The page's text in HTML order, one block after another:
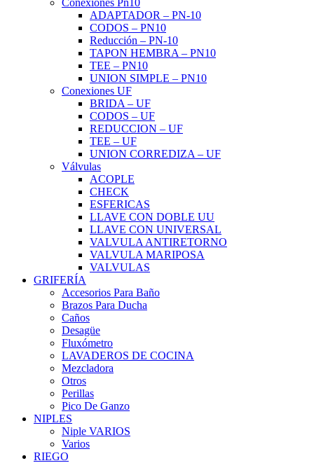
Conexiones Pn10
ADAPTADOR – PN-10
CODOS – PN10
Reducción – PN-10
TAPON HEMBRA – PN10
TEE – PN10
UNION SIMPLE – PN10
Conexiones UF
BRIDA – UF
CODOS – UF
REDUCCION – UF
TEE – UF
UNION CORREDIZA – UF
Válvulas
ACOPLE
CHECK
ESFERICAS
LLAVE CON DOBLE UU
LLAVE CON UNIVERSAL
VALVULA ANTIRETORNO
VALVULA MARIPOSA
VALVULAS
GRIFERÍA
Accesorios Para Baño
Brazos Para Ducha
Caños
Desagüe
Fluxómetro
LAVADEROS DE COCINA
Mezcladora
Otros
Perillas
Pico De Ganzo
NIPLES
Niple VARIOS
Varios
RIEGO